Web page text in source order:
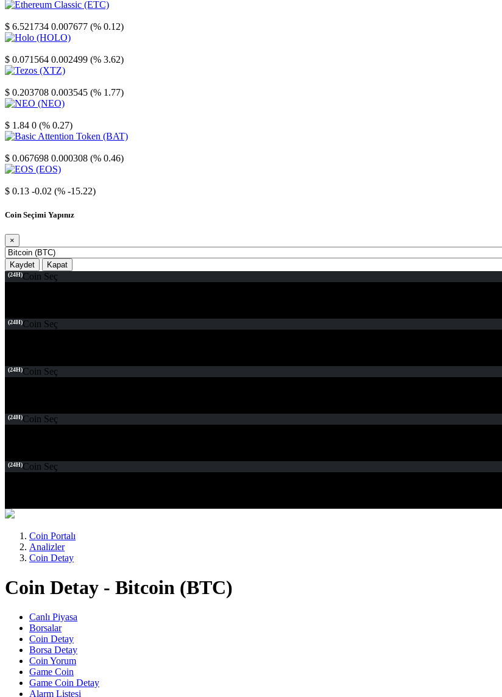
$ 6.521734 0.007677 (% 0.12)
$ 0.071564 0.002499 (% 3.62)
$ 0.203708 0.003545 (% 1.77)
$ 1.84 0 (% 0.27)
$ 0.067698 0.000308 (% 0.46)
$ 0.13 -0.02 (% -15.22)
Coin Seçimi Yapınız
×
Kaydet Kapat
(24H)Coin Seç
(24H)Coin Seç
(24H)Coin Seç
(24H)Coin Seç
(24H)Coin Seç
Coin Portalı
Analizler
Coin Detay
Coin Detay - Bitcoin (BTC)
Canlı Piyasa
Borsalar
Coin Detay
Borsa Detay
Coin Yorum
Game Coin
Game Coin Detay
Alarm Listesi